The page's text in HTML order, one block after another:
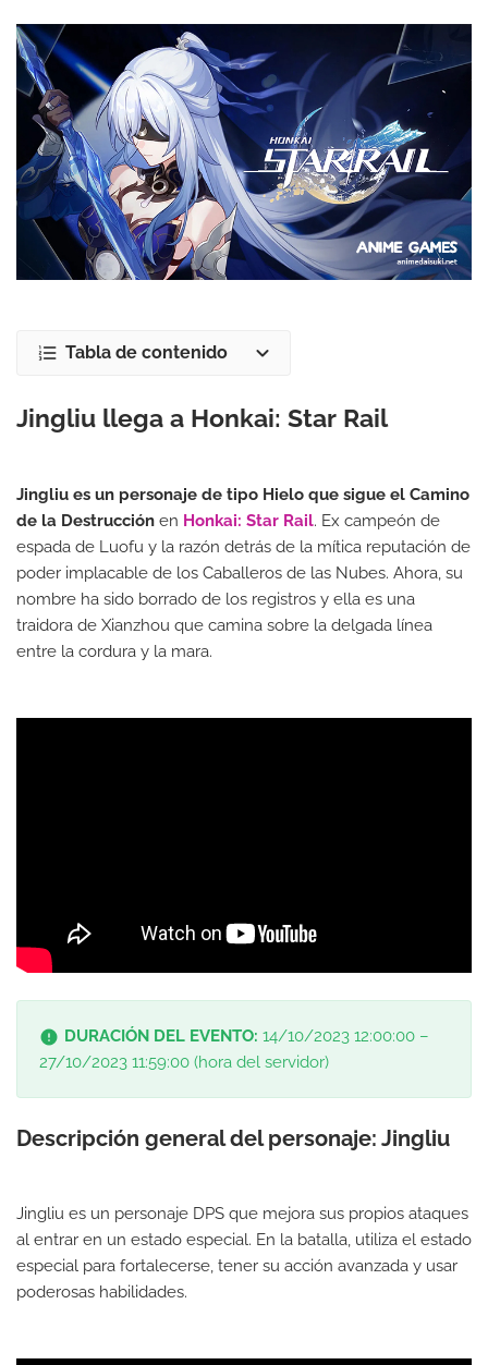
Tabla de contenido
Jingliu llega a Honkai: Star Rail
Jingliu es un personaje de tipo Hielo que sigue el Camino
de la Destrucción en Honkai: Star Rail. Ex campeón de
espada de Luofu y la razón detrás de la mítica reputación de
poder implacable de los Caballeros de las Nubes. Ahora, su
nombre ha sido borrado de los registros y ella es una
traidora de Xianzhou que camina sobre la delgada línea
entre la cordura y la mara.
DURACIÓN DEL EVENTO: 14/10/2023 12:00:00 –
27/10/2023 11:59:00 (hora del servidor)
Descripción general del personaje: Jingliu
Jingliu es un personaje DPS que mejora sus propios ataques
al entrar en un estado especial. En la batalla, utiliza el estado
especial para fortalecerse, tener su acción avanzada y usar
poderosas habilidades.